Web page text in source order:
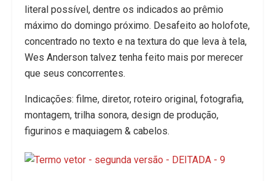
literal possível, dentre os indicados ao prêmio
máximo do domingo próximo. Desafeito ao holofote,
concentrado no texto e na textura do que leva à tela,
Wes Anderson talvez tenha feito mais por merecer
que seus concorrentes.
Indicações: filme, diretor, roteiro original, fotografia,
montagem, trilha sonora, design de produção,
figurinos e maquiagem & cabelos.